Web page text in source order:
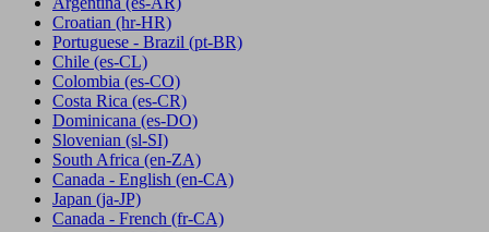
Croatian (hr-HR)
Portuguese - Brazil (pt-BR)
Chile (es-CL)
Colombia (es-CO)
Costa Rica (es-CR)
Dominicana (es-DO)
Slovenian (sl-SI)
South Africa (en-ZA)
Canada - English (en-CA)
Japan (ja-JP)
Canada - French (fr-CA)